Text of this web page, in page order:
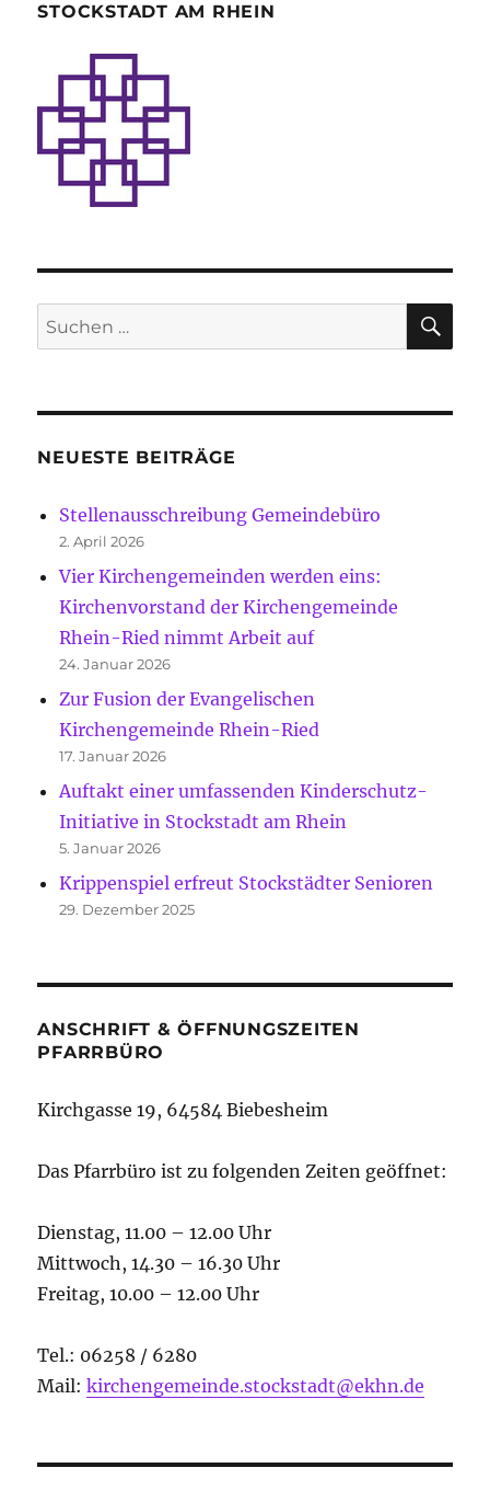
STOCKSTADT AM RHEIN
Suche
nach:
NEUESTE BEITRÄGE
Stellenausschreibung Gemeindebüro
2. April 2026
Vier Kirchengemeinden werden eins:
Kirchenvorstand der Kirchengemeinde
Rhein-Ried nimmt Arbeit auf
24. Januar 2026
Zur Fusion der Evangelischen
Kirchengemeinde Rhein-Ried
17. Januar 2026
Auftakt einer umfassenden Kinderschutz-
Initiative in Stockstadt am Rhein
5. Januar 2026
Krippenspiel erfreut Stockstädter Senioren
29. Dezember 2025
ANSCHRIFT & ÖFFNUNGSZEITEN
PFARRBÜRO
Kirchgasse 19, 64584 Biebesheim
Das Pfarrbüro ist zu folgenden Zeiten geöffnet:
Dienstag, 11.00 – 12.00 Uhr
Mittwoch, 14.30 – 16.30 Uhr
Freitag, 10.00 – 12.00 Uhr
Tel.: 06258 / 6280
Mail:kirchengemeinde.stockstadt@ekhn.de